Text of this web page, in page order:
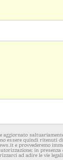
quindi ritenuti
e provvederemo
in
ad adire le vie